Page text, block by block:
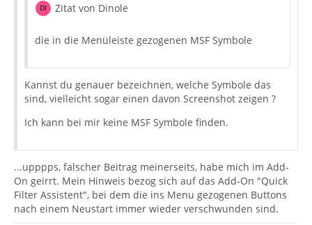
Zitat von Dinole
die in die Menüleiste gezogenen MSF Symbole
Kannst du genauer bezeichnen, welche Symbole das
sind, vielleicht sogar einen davon Screenshot zeigen ?
Ich kann bei mir keine MSF Symbole finden.
...upppps, falscher Beitrag meinerseits, habe mich im Add-
On geirrt. Mein Hinweis bezog sich auf das Add-On "Quick
Filter Assistent", bei dem die ins Menu gezogenen Buttons
nach einem Neustart immer wieder verschwunden sind.